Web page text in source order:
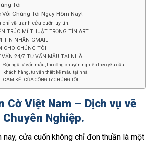
Tôi
Với Chúng Tôi Ngay Hôm Nay!
chỉ vẽ tranh cửa cuốn uy tín!
TRÚC MĨ THUẬT TRỌNG TÍN ART
TIN NHẮN GMAIL
CHO CHÚNG TÔI
VẤN 24/7 TƯ VẤN MẪU TẠI NHÀ
Đội ngũ tư vấn mẫu, thi công chuyên nghiệp theo yêu cầu
khách hàng, tư vấn thiết kế mẫu tại nhà
CAM KẾT CỦA CÔNG TY CHÚNG TÔI
Cờ Việt Nam – Dịch vụ vẽ
Nghiệp.
nay, cửa cuốn không chỉ đơn thuần là một